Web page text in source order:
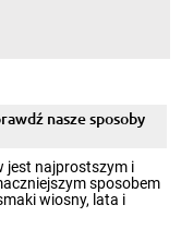
nasze sposoby
jest najprostszym i
sposobem
wiosny, lata i